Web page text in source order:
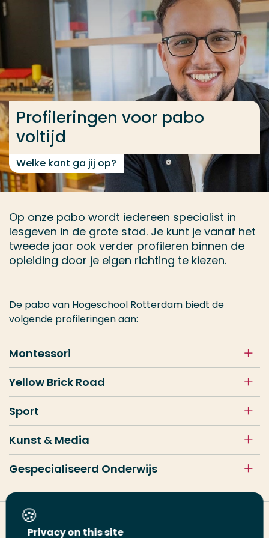
Ga direct naar de content
... > Lerarenopleiding Basisonderwijs (pabo) voltijd
Profileringen voor pabo
voltijd
Welke kant ga jij op?
Op onze pabo wordt iedereen specialist in
lesgeven in de grote stad. Je kunt je vanaf het
tweede jaar ook verder profileren binnen de
opleiding door je eigen richting te kiezen.
De pabo van Hogeschool Rotterdam biedt de
volgende profileringen aan:
Montessori
Yellow Brick Road
Sport
Kunst & Media
Gespecialiseerd Onderwijs
Deel deze pagina
Veel gezocht
Opleiding
Contact
Privacy on this site